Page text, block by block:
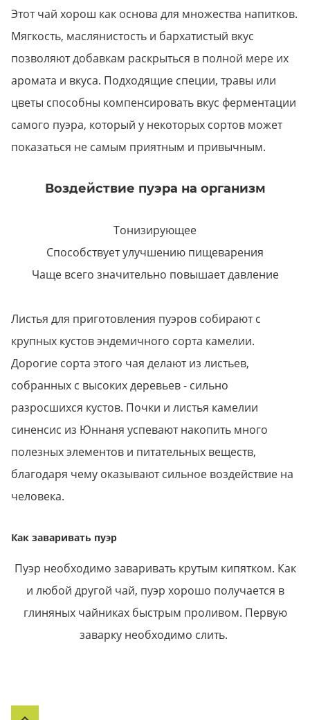
Этот чай хорош как основа для множества напитков.
Мягкость, маслянистость и бархатистый вкус
позволяют добавкам раскрыться в полной мере их
аромата и вкуса. Подходящие специи, травы или
цветы способны компенсировать вкус ферментации
самого пуэра, который у некоторых сортов может
показаться не самым приятным и привычным.
Воздействие пуэра на организм
Тонизирующее
Способствует улучшению пищеварения
Чаще всего значительно повышает давление
Листья для приготовления пуэров собирают с
крупных кустов эндемичного сорта камелии.
Дорогие сорта этого чая делают из листьев,
собранных с высоких деревьев - сильно
разросшихся кустов. Почки и листья камелии
синенсис из Юннаня успевают накопить много
полезных элементов и питательных веществ,
благодаря чему оказывают сильное воздействие на
человека.
Как заваривать пуэр
Пуэр необходимо заваривать крутым кипятком. Как
и любой другой чай, пуэр хорошо получается в
глиняных чайниках быстрым проливом. Первую
заварку необходимо слить.